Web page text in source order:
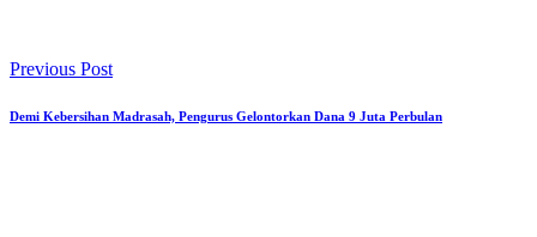
Previous Post
Demi Kebersihan Madrasah, Pengurus Gelontorkan Dana 9 Juta Perbulan